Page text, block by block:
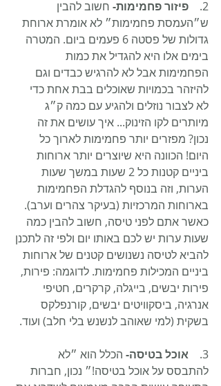
2. פיזור פחמימות- חשוב להבין
ש״העמסת פחמימות״ לא אומרת ארוחת
גדולות של פסטה 6 פעמים ביום. המטרה
בימים אלו היא להגדיל את כמות
הפחמימות אבל לא להרגיש כבדים וגם
להיזהר בכמויות שאוכלים בבת אחת כדי
לא לצבור נוזלים ולהגיע עם כמה ק״ג
מיותרים לקו הזינוק... איך עושים את זה
נכון? מפזרים יותר פחמימות לארוך כל
היום! הכוונה היא שיוצרים יותר ארוחות
ביניים קטנות כל 2 שעות במשך שעות
הערות, וזה בנוסף להגדלת הפחמימות
בארוחות המרכזיות (בעיקר צהרים וערב).
כאשר אתם לפני טיסה, חשוב להבין כמה
שעות ערות יש לכם באותו יום ולפי זה לתכנן
להביא לטיסה נשנושים קטנים של ארוחות
ביניים המכילות פחמימות. לדוגמה: פירות,
פירות יבשים, בייגלה, קרקרים, חטיפי
אנרגיה, ביסקוויטים יבשים, קורנפלקס
בשקית (למי שאוהב לנשנש בלי חלב) ועוד.
3. אוכל בטיסה- הכלל הוא ״לא
להתבסס על אוכל בטיסה!״ נכון, חברות